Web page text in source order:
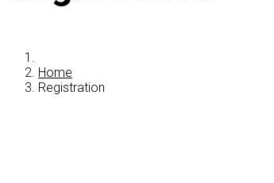
Home
Registration